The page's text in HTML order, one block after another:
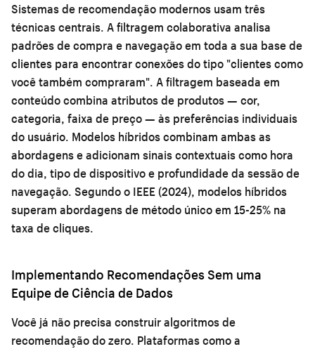
Sistemas de recomendação modernos usam três
técnicas centrais. A filtragem colaborativa analisa
padrões de compra e navegação em toda a sua base de
clientes para encontrar conexões do tipo "clientes como
você também compraram". A filtragem baseada em
conteúdo combina atributos de produtos — cor,
categoria, faixa de preço — às preferências individuais
do usuário. Modelos híbridos combinam ambas as
abordagens e adicionam sinais contextuais como hora
do dia, tipo de dispositivo e profundidade da sessão de
navegação. Segundo o IEEE (2024), modelos híbridos
superam abordagens de método único em 15-25% na
taxa de cliques.
Implementando Recomendações Sem uma
Equipe de Ciência de Dados
Você já não precisa construir algoritmos de
recomendação do zero. Plataformas como a